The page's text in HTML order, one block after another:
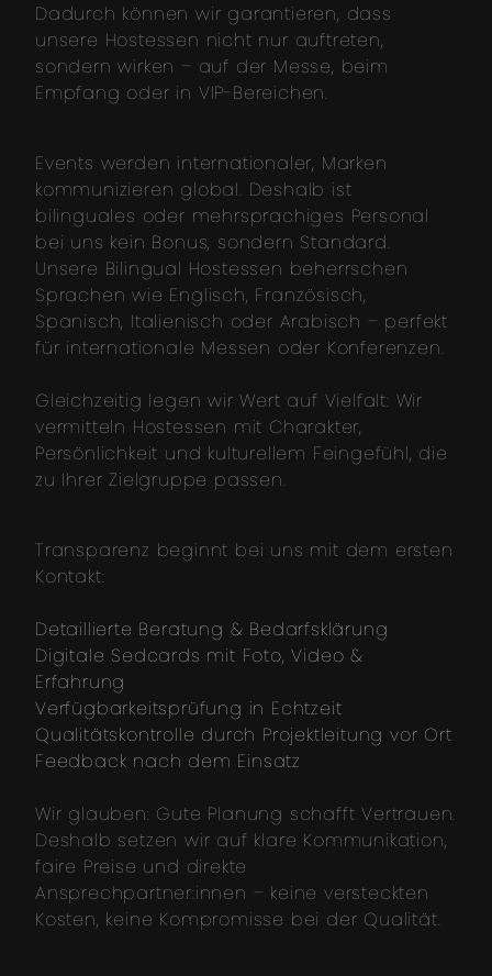
Dadurch können wir garantieren, dass
unsere Hostessen nicht nur auftreten,
sondern wirken – auf der Messe, beim
Empfang oder in VIP-Bereichen.
Events werden internationaler, Marken
kommunizieren global. Deshalb ist
bilinguales oder mehrsprachiges Personal
bei uns kein Bonus, sondern Standard.
Unsere Bilingual Hostessen beherrschen
Sprachen wie Englisch, Französisch,
Spanisch, Italienisch oder Arabisch – perfekt
für internationale Messen oder Konferenzen.
Gleichzeitig legen wir Wert auf Vielfalt: Wir
vermitteln Hostessen mit Charakter,
Persönlichkeit und kulturellem Feingefühl, die
zu Ihrer Zielgruppe passen.
Transparenz beginnt bei uns mit dem ersten
Kontakt:
Detaillierte Beratung & Bedarfsklärung
Digitale Sedcards mit Foto, Video &
Erfahrung
Verfügbarkeitsprüfung in Echtzeit
Qualitätskontrolle durch Projektleitung vor Ort
Feedback nach dem Einsatz
Wir glauben: Gute Planung schafft Vertrauen.
Deshalb setzen wir auf klare Kommunikation,
faire Preise und direkte
Ansprechpartner:innen – keine versteckten
Kosten, keine Kompromisse bei der Qualität.